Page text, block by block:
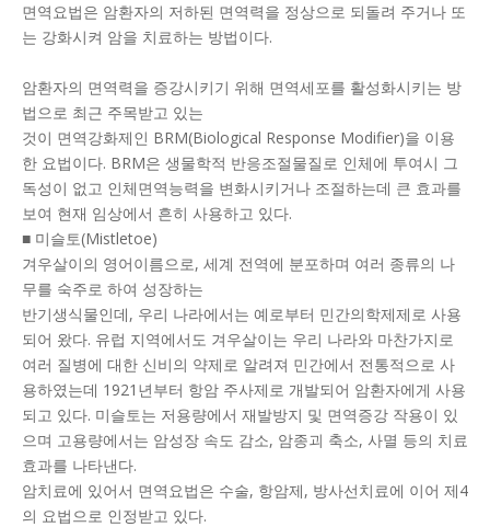
면역요법은 암환자의 저하된 면역력을 정상으로 되돌려 주거나 또
는 강화시켜 암을 치료하는 방법이다.
암환자의 면역력을 증강시키기 위해 면역세포를 활성화시키는 방
법으로 최근 주목받고 있는
것이 면역강화제인 BRM(Biological Response Modifier)을 이용
한 요법이다. BRM은 생물학적 반응조절물질로 인체에 투여시 그
독성이 없고 인체면역능력을 변화시키거나 조절하는데 큰 효과를
보여 현재 임상에서 흔히 사용하고 있다.
■ 미슬토(Mistletoe)
겨우살이의 영어이름으로, 세계 전역에 분포하며 여러 종류의 나
무를 숙주로 하여 성장하는
반기생식물인데, 우리 나라에서는 예로부터 민간의학제제로 사용
되어 왔다. 유럽 지역에서도 겨우살이는 우리 나라와 마찬가지로
여러 질병에 대한 신비의 약제로 알려져 민간에서 전통적으로 사
용하였는데 1921년부터 항암 주사제로 개발되어 암환자에게 사용
되고 있다. 미슬토는 저용량에서 재발방지 및 면역증강 작용이 있
으며 고용량에서는 암성장 속도 감소, 암종괴 축소, 사멸 등의 치료
효과를 나타낸다.
암치료에 있어서 면역요법은 수술, 항암제, 방사선치료에 이어 제4
의 요법으로 인정받고 있다.